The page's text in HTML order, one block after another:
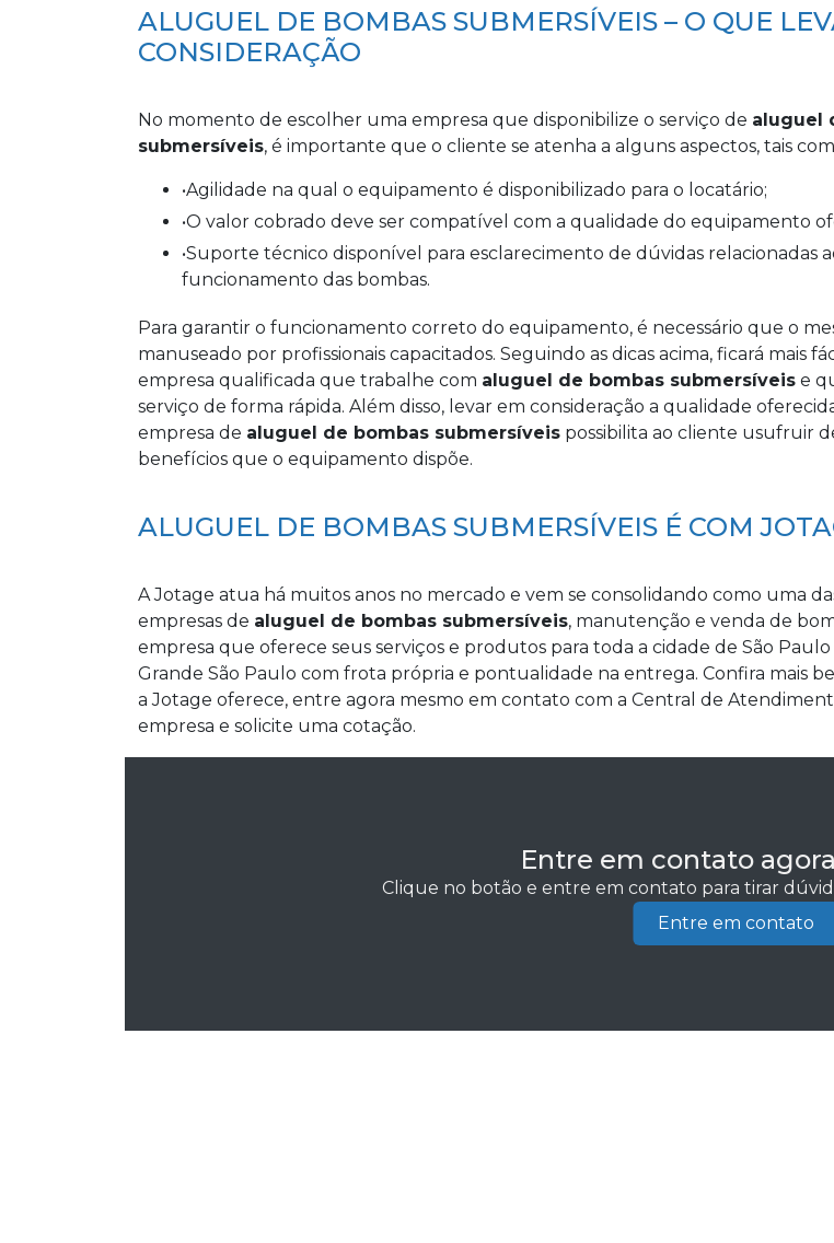
ALUGUEL DE BOMBAS SUBMERSÍVEIS – O QUE
CONSIDERAÇÃO
No momento de escolher uma empresa que disponibilize o serviço de aluguel
submersíveis, é importante que o cliente se atenha a alguns aspectos, tais
•Agilidade na qual o equipamento é disponibilizado para o locatário;
•O valor cobrado deve ser compatível com a qualidade do equipamento
•Suporte técnico disponível para esclarecimento de dúvidas relacionadas ao
funcionamento das bombas.
Para garantir o funcionamento correto do equipamento, é necessário que o
manuseado por profissionais capacitados. Seguindo as dicas acima, ficará mais
empresa qualificada que trabalhe com aluguel de bombas submersíveis e
serviço de forma rápida. Além disso, levar em consideração a qualidade
empresa de aluguel de bombas submersíveis possibilita ao cliente usufruir
benefícios que o equipamento dispõe.
ALUGUEL DE BOMBAS SUBMERSÍVEIS É COM
A Jotage atua há muitos anos no mercado e vem se consolidando como uma
empresas de aluguel de bombas submersíveis, manutenção e venda de
empresa que oferece seus serviços e produtos para toda a cidade de São Paulo
Grande São Paulo com frota própria e pontualidade na entrega. Confira mais
a Jotage oferece, entre agora mesmo em contato com a Central de
empresa e solicite uma cotação.
Entre em contato
Clique no botão e entre em contato para tirar
Entre em contato